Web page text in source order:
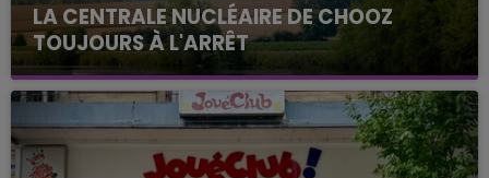
LA CENTRALE NUCLÉAIRE DE CHOOZ
TOUJOURS À L'ARRÊT
Cela fait déjà une semaine que la centrale
nucléaire ardennaise est à l'arrêt. Une situation
justifiée par la sécheresse intense qui est toujours
présente.